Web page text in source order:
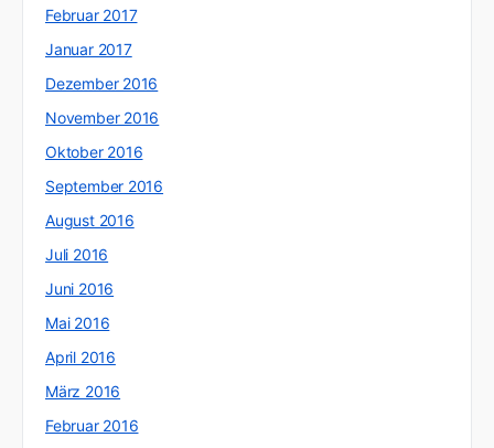
Februar 2017
Januar 2017
Dezember 2016
November 2016
Oktober 2016
September 2016
August 2016
Juli 2016
Juni 2016
Mai 2016
April 2016
März 2016
Februar 2016